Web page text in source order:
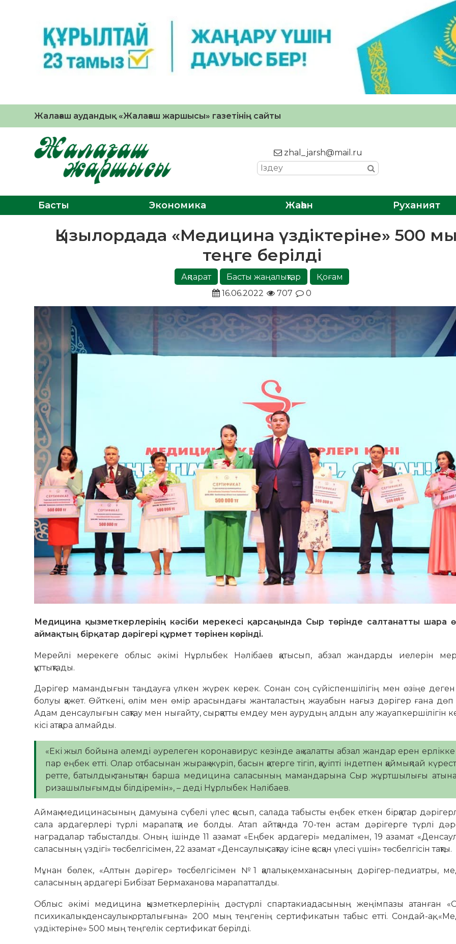
Жалағаш аудандық «Жалағаш жаршысы» газетінің сайты
zhal_jarsh@mail.ru
Басты Экономика Жаһан Руханият
Қызылордада «Медицина үздіктеріне» 500
теңге берілді
Ақпарат Басты жаңалықтар
Қоғам
16.06.2022
707 0
Медицина қызметкерлерінің кәсіби мерекесі қарсаңында Сыр төрінде салтанатты шара
аймақтың бірқатар дәрігері құрмет төрінен көрінді.
Мерейлі мерекеге облыс әкімі Нұрлыбек Нәлібаев қатысып, абзал жандарды иелерін
құттықтады.
Дәрігер мамандығын таңдауға үлкен жүрек керек. Сонан соң сүйіспеншілігің мен өзіңе деген
болуы қажет. Өйткені, өлім мен өмір арасындағы жанталастың жауабын нағыз дәрігер ғана дөп
Адам денсаулығын сақтау мен нығайту, сырқатты емдеу мен аурудың алдын алу жауапкершілігін
кісі атқара алмайды.
«Екі жыл бойына әлемді әурелеген коронавирус кезінде ақ халатты абзал жандар ерен
пар еңбек етті. Олар отбасынан жырақ жүріп, басын қатерге тігіп, қауіпті індетпен қаймықпай
ретте, батылдық танытқан барша медицина саласының мамандарына Сыр жұртшылығы
ризашылығымды білдіремін», – деді Нұрлыбек Нәлібаев.
Аймақ медицинасының дамуына сүбелі үлес қосып, салада табысты еңбек еткен бірқатар
сала ардагерлері түрлі марапатқа ие болды. Атап айтқанда 70-тен астам дәрігерге түрлі
наградалар табысталды. Оның ішінде 11 азамат «Еңбек ардагері» медалімен, 19 азамат
саласының үздігі» төсбелгісімен, 22 азамат «Денсаулық сақтау ісіне қосқан үлесі үшін» төсбелгісін тақты.
Мұнан бөлек, «Алтын дәрігер» төсбелгісімен №1 қалалық емханасының дәрігер-педиатры,
саласының ардагері Бибізат Бермаханова марапатталды.
Облыс әкімі медицина қызметкерлерінің дәстүрлі спартакиадасының жеңімпазы атанған
психикалық денсаулық орталығына» 200 мың теңгенің сертификатын табыс етті. Сондай-ақ,
үздіктеріне» 500 мың теңгелік сертификат берілді.